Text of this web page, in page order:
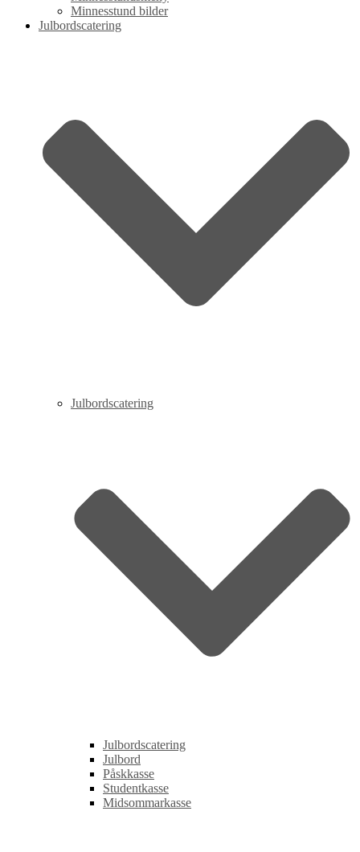
Minnesstund bilder
Julbordscatering
Julbordscatering
Julbordscatering
Julbord
Påskkasse
Studentkasse
Midsommarkasse